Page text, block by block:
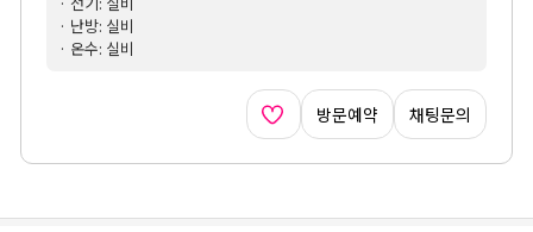
· 난방: 실비
· 온수: 실비
방문예약 채팅문의